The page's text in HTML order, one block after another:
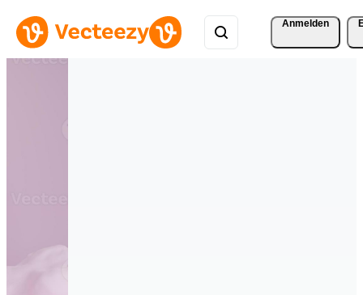
Anmelden